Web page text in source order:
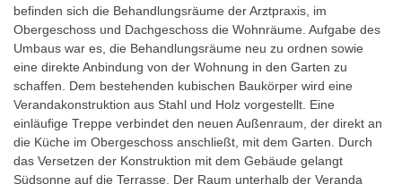
befinden sich die Behandlungsräume der Arztpraxis, im
Obergeschoss und Dachgeschoss die Wohnräume. Aufgabe des
Umbaus war es, die Behandlungsräume neu zu ordnen sowie
eine direkte Anbindung von der Wohnung in den Garten zu
schaffen. Dem bestehenden kubischen Baukörper wird eine
Verandakonstruktion aus Stahl und Holz vorgestellt. Eine
einläufige Treppe verbindet den neuen Außenraum, der direkt an
die Küche im Obergeschoss anschließt, mit dem Garten. Durch
das Versetzen der Konstruktion mit dem Gebäude gelangt
Südsonne auf die Terrasse. Der Raum unterhalb der Veranda